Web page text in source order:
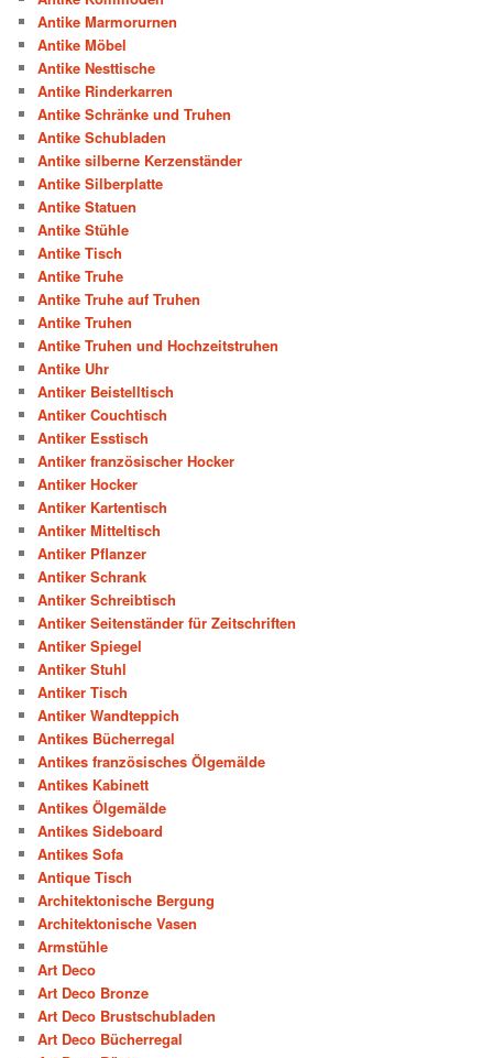
Antike Marmorurnen
Antike Möbel
Antike Nesttische
Antike Rinderkarren
Antike Schränke und Truhen
Antike Schubladen
Antike silberne Kerzenständer
Antike Silberplatte
Antike Statuen
Antike Stühle
Antike Tisch
Antike Truhe
Antike Truhe auf Truhen
Antike Truhen
Antike Truhen und Hochzeitstruhen
Antike Uhr
Antiker Beistelltisch
Antiker Couchtisch
Antiker Esstisch
Antiker französischer Hocker
Antiker Hocker
Antiker Kartentisch
Antiker Mitteltisch
Antiker Pflanzer
Antiker Schrank
Antiker Schreibtisch
Antiker Seitenständer für Zeitschriften
Antiker Spiegel
Antiker Stuhl
Antiker Tisch
Antiker Wandteppich
Antikes Bücherregal
Antikes französisches Ölgemälde
Antikes Kabinett
Antikes Ölgemälde
Antikes Sideboard
Antikes Sofa
Antique Tisch
Architektonische Bergung
Architektonische Vasen
Armstühle
Art Deco
Art Deco Bronze
Art Deco Brustschubladen
Art Deco Bücherregal